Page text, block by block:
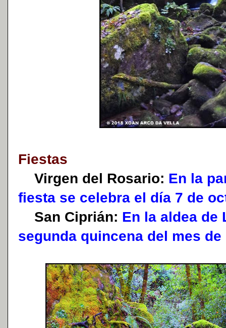
Fiestas
Virgen del Rosario: En la
fiesta se celebra el día 7 de
San Ciprián: En la aldea de
segunda quincena del mes